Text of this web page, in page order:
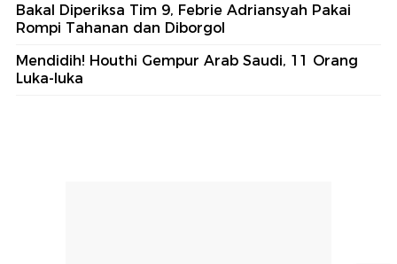
Bakal Diperiksa Tim 9, Febrie Adriansyah Pakai
Rompi Tahanan dan Diborgol
Mendidih! Houthi Gempur Arab Saudi, 11 Orang
Luka-luka